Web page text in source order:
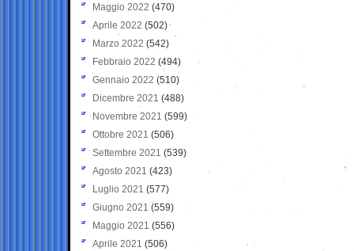
Maggio 2022 (470)
Aprile 2022 (502)
Marzo 2022 (542)
Febbraio 2022 (494)
Gennaio 2022 (510)
Dicembre 2021 (488)
Novembre 2021 (599)
Ottobre 2021 (506)
Settembre 2021 (539)
Agosto 2021 (423)
Luglio 2021 (577)
Giugno 2021(559)
Maggio 2021 (556)
Aprile 2021 (506)